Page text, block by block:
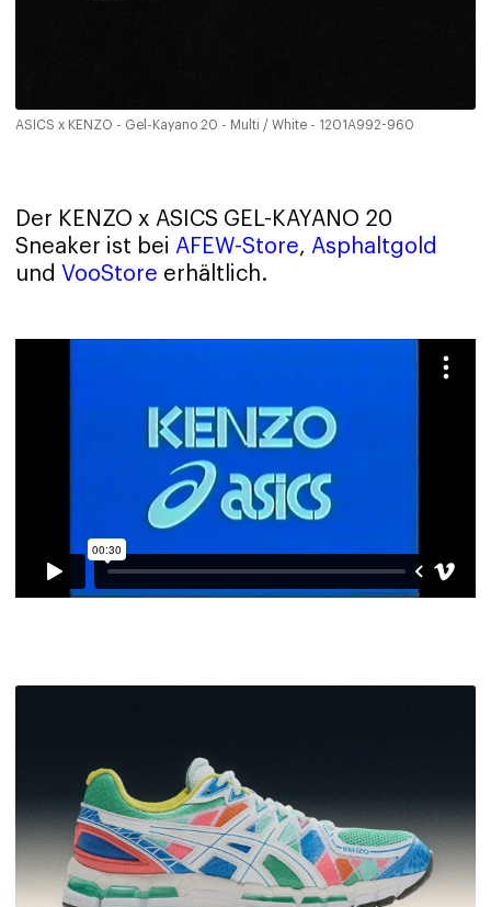
ASICS x KENZO - Gel-Kayano 20 - Multi / White - 1201A992-960
Der KENZO x ASICS GEL-KAYANO 20
Sneaker ist bei AFEW-Store, Asphaltgold
und VooStore erhältlich.